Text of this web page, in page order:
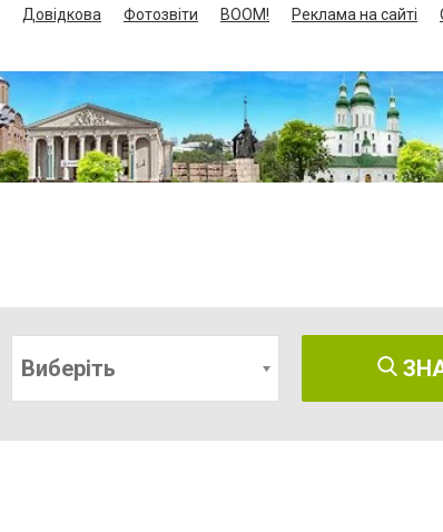
Довідкова Фотозвіти BOOM! Реклама на сайті
Виберіть